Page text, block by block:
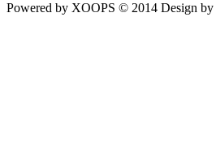
Powered by XOOPS © 2014 Design by